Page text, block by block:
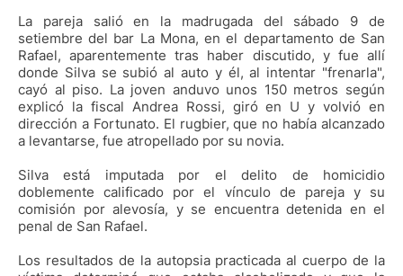
La pareja salió en la madrugada del sábado 9 de
setiembre del bar La Mona, en el departamento de San
Rafael, aparentemente tras haber discutido, y fue allí
donde Silva se subió al auto y él, al intentar "frenarla",
cayó al piso. La joven anduvo unos 150 metros según
explicó la fiscal Andrea Rossi, giró en U y volvió en
dirección a Fortunato. El rugbier, que no había alcanzado
a levantarse, fue atropellado por su novia.
Silva está imputada por el delito de homicidio
doblemente calificado por el vínculo de pareja y su
comisión por alevosía, y se encuentra detenida en el
penal de San Rafael.
Los resultados de la autopsia practicada al cuerpo de la